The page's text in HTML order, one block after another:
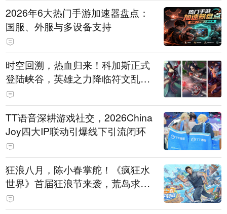
2026年6大热门手游加速器盘点：
国服、外服与多设备支持
时空回溯，热血归来！科加斯正式
登陆峡谷，英雄之力降临符文乱
斗！
TT语音深耕游戏社交，2026China
Joy四大IP联动引爆线下引流闭环
狂浪八月，陈小春掌舵！《疯狂水
世界》首届狂浪节来袭，荒岛求生
直播即将开启